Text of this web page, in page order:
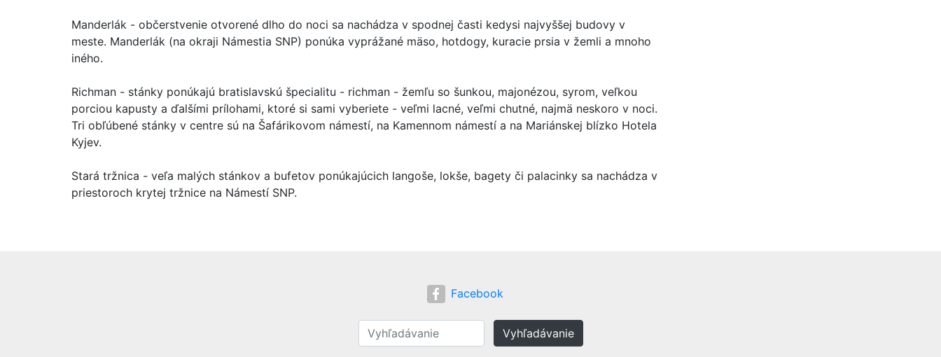
Manderlák - občerstvenie otvorené dlho do noci sa nachádza v spodnej časti kedysi najvyššej budovy v
meste. Manderlák (na okraji Námestia SNP) ponúka vyprážané mäso, hotdogy, kuracie prsia v žemli a mnoho
iného.
Richman - stánky ponúkajú bratislavskú špecialitu - richman - žemľu so šunkou, majonézou, syrom, veľkou
porciou kapusty a ďalšími prílohami, ktoré si sami vyberiete - veľmi lacné, veľmi chutné, najmä neskoro v noci.
Tri obľúbené stánky v centre sú na Šafárikovom námestí, na Kamennom námestí a na Mariánskej blízko Hotela
Kyjev.
Stará tržnica - veľa malých stánkov a bufetov ponúkajúcich langoše, lokše, bagety či palacinky sa nachádza v
priestoroch krytej tržnice na Námestí SNP.
Facebook
Vyhľadávanie